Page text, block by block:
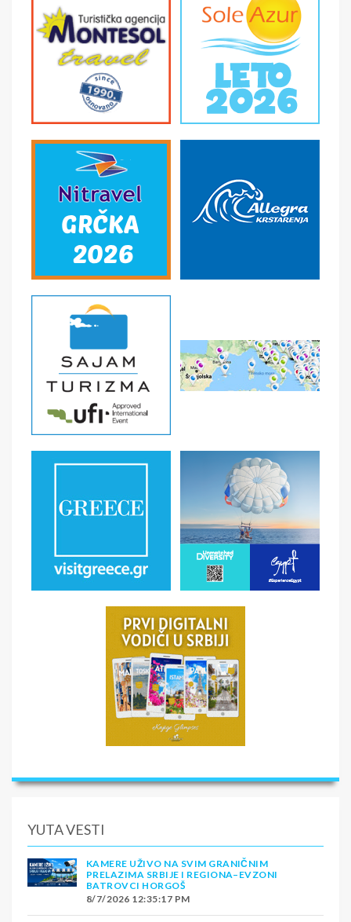
YUTA VESTI
KAMERE UŽIVO NA SVIM GRANIČNIM
PRELAZIMA SRBIJE I REGIONA–EVZONI
BATROVCI HORGOŠ
8/7/2026 12:35:17 PM